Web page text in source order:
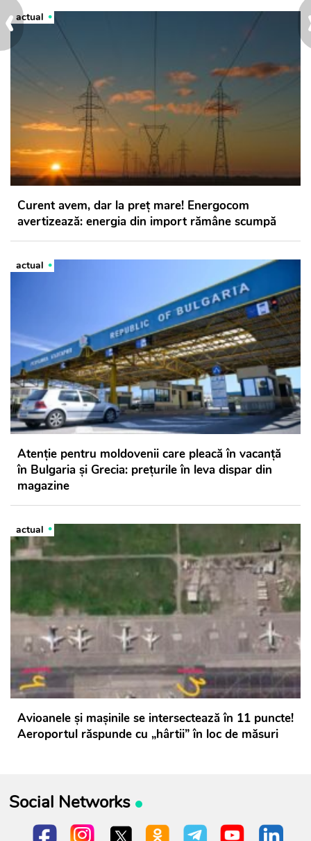
‹actual
Curent avem, dar la preț mare! Energocom
avertizează: energia din import rămâne scumpă
actual
Atenție pentru moldovenii care pleacă în vacanță
în Bulgaria și Grecia: prețurile în leva dispar din
magazine
actual
Avioanele și mașinile se intersectează în 11 puncte!
Aeroportul răspunde cu „hârtii” în loc de măsuri
Social Networks